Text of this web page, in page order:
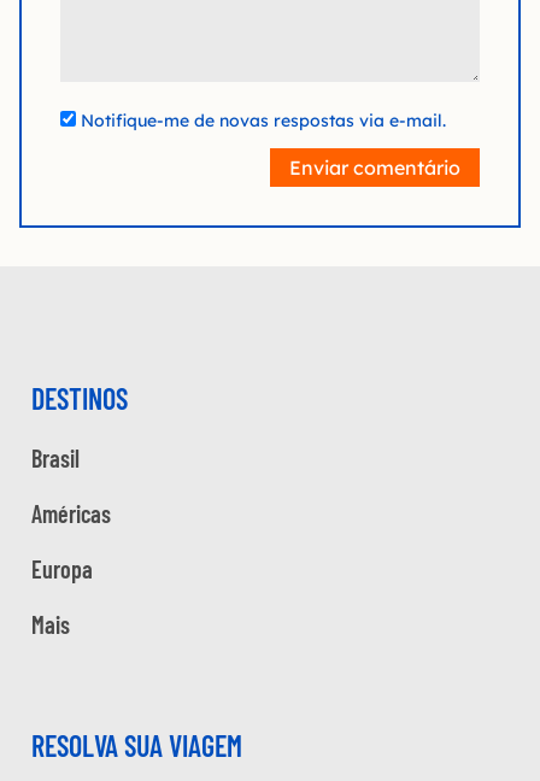
Notifique-me de novas respostas via e-mail.
Enviar comentário
DESTINOS
Brasil
Américas
Europa
Mais
RESOLVA SUA VIAGEM